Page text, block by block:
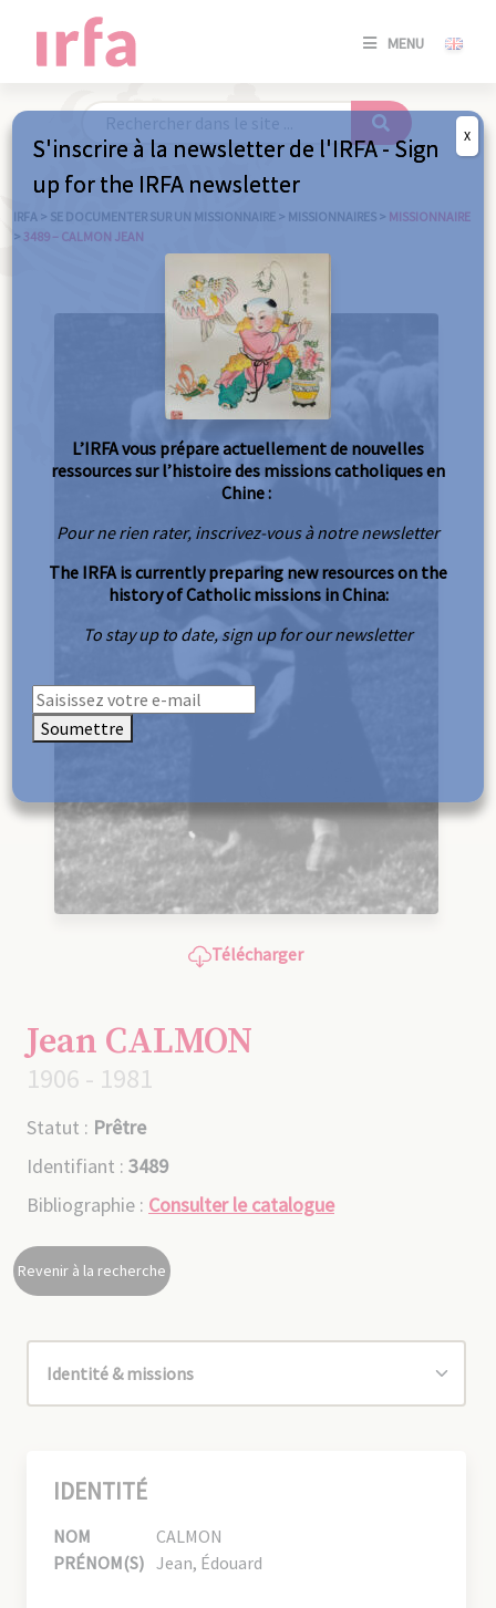
MENU
SE
/
IRFA > SE DOCUMENTER SUR UN MISSIONNAIRE > MISSIONNAIRES > MISSIONNAIRE
> 3489 – CALMON JEAN
Télécharger
Jean CALMON
1906 - 1981
Statut : Prêtre
Identifiant : 3489
Bibliographie : Consulter le catalogue
Revenir à la recherche
IDENTITÉ
NOM
CALMON
PRÉNOM(S) Jean, Édouard
S'inscrire à la newsletter de l'IRFA - Sign
up for the IRFA newsletter
L’IRFA vous prépare actuellement de nouvelles
ressources sur l’histoire des missions catholiques en
Chine :
Pour ne rien rater, inscrivez-vous à notre newsletter
The IRFA is currently preparing new resources on the
history of Catholic missions in China:
To stay up to date, sign up for our newsletter
Soumettre
X